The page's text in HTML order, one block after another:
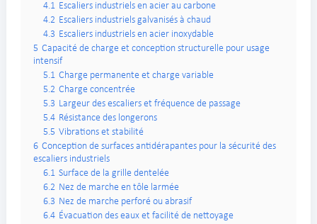
4.1 Escaliers industriels en acier au carbone
4.2 Escaliers industriels galvanisés à chaud
4.3 Escaliers industriels en acier inoxydable
5 Capacité de charge et conception structurelle pour usage
intensif
5.1 Charge permanente et charge variable
5.2 Charge concentrée
5.3 Largeur des escaliers et fréquence de passage
5.4 Résistance des longerons
5.5 Vibrations et stabilité
6 Conception de surfaces antidérapantes pour la sécurité des
escaliers industriels
6.1 Surface de la grille dentelée
6.2 Nez de marche en tôle larmée
6.3 Nez de marche perforé ou abrasif
6.4 Évacuation des eaux et facilité de nettoyage